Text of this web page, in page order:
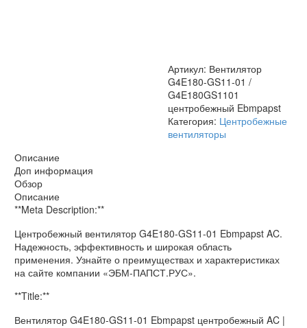
Артикул: Вентилятор
G4E180-GS11-01 /
G4E180GS1101
центробежный Ebmpapst
Категория: Центробежные
вентиляторы
Описание
Доп информация
Обзор
Описание
**Meta Description:**
Центробежный вентилятор G4E180-GS11-01 Ebmpapst AC.
Надежность, эффективность и широкая область
применения. Узнайте о преимуществах и характеристиках
на сайте компании «ЭБМ-ПАПСТ.РУС».
**Title:**
Вентилятор G4E180-GS11-01 Ebmpapst центробежный AC |